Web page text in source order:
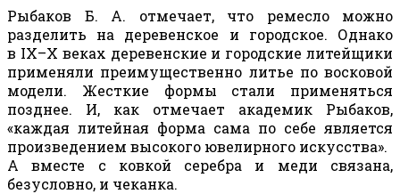
Рыбаков Б. А. отмечает, что ремесло можно
разделить на деревенское и городское. Однако
в IX–Х веках деревенские и городские литейщики
применяли преимущественно литье по восковой
модели. Жесткие формы стали применяться
позднее. И, как отмечает академик Рыбаков,
«каждая литейная форма сама по себе является
произведением высокого ювелирного искусства».
А вместе с ковкой серебра и меди связана,
безусловно, и чеканка.